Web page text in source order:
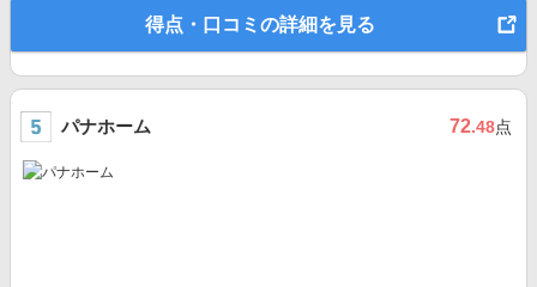
得点・口コミの詳細を見る
パナホーム 72.48点